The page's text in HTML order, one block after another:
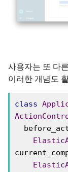
사용자는 또 다
이러한 개념도
class